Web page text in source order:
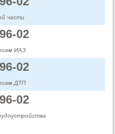
части
02
ИАЗ
02
ДТП
02